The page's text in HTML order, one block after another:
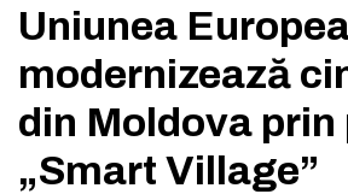
Uniunea
modernizează
din Moldova prin
„Smart Village”